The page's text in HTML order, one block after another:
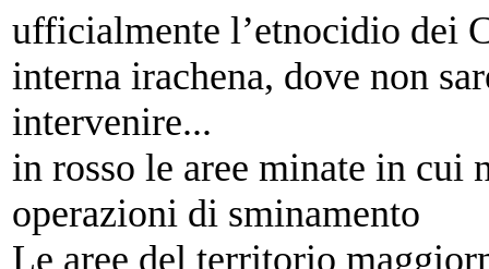
ufficialmente l’etnocidio dei
interna irachena, dove non
intervenire...
in rosso le aree minate in cui
operazioni di sminamento
Le aree del territorio